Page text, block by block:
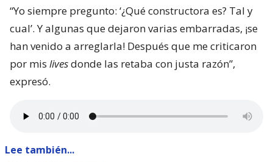
“Yo siempre pregunto: ‘¿Qué constructora es? Tal y
cual’. Y algunas que dejaron varias embarradas, ¡se
han venido a arreglarla! Después que me criticaron
por mis livesdonde las retaba con justa razón”,
expresó.
Lee también...